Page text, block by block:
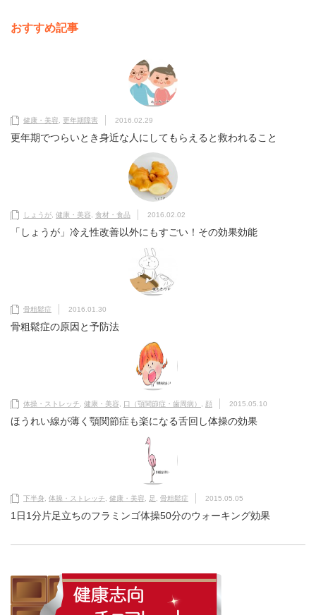
おすすめ記事
健康・美容 更年期障害 2016.02.29
更年期でつらいとき身近な人にしてもらえると救われること
しょうが 健康・美容 食材・食品 2016.02.02
「しょうが」冷え性改善以外にもすごい！その効果効能
骨粗鬆症 2016.01.30
骨粗鬆症の原因と予防法
体操・ストレッチ 健康・美容 口（顎関節症・歯周病） 顔 2015.05.10
ほうれい線が薄く顎関節症も楽になる舌回し体操の効果
下半身 体操・ストレッチ 健康・美容 足 骨粗鬆症 2015.05.05
1日1分片足立ちのフラミンゴ体操50分のウォーキング効果